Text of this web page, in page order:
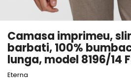
Camasa imprimeu,
barbati, 100%
lunga, model 8196/14
Eterna